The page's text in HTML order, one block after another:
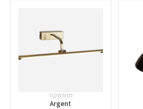
מנורת קיר
Argent